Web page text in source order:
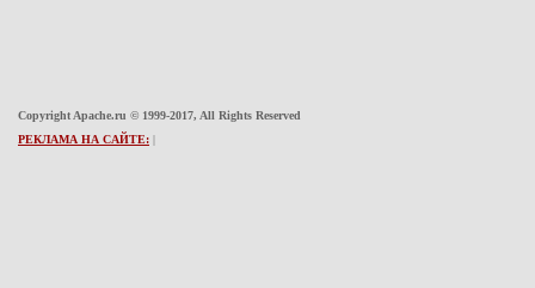
Copyright Apache.ru © 1999-2017, All Rights Reserved
РЕКЛАМА НА САЙТЕ: |